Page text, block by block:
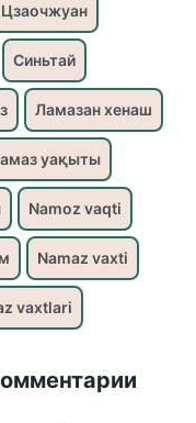
Цзаочжуан
Синьтай
Ламазан хенаш
уақыты
Namoz vaqti
Namaz vaxti
vaxtlari